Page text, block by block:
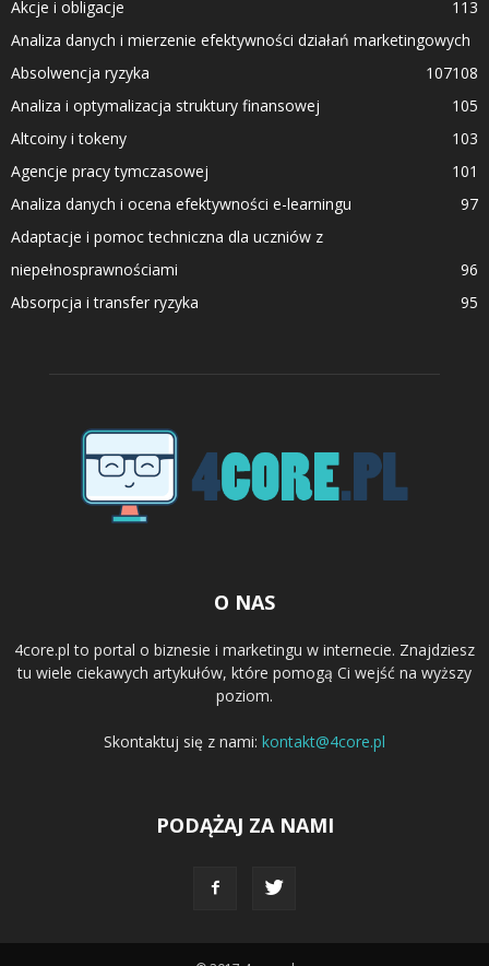
Akcje i obligacje
113
Analiza danych i mierzenie efektywności działań marketingowych
108
Absolwencja ryzyka
107
Analiza i optymalizacja struktury finansowej
105
Altcoiny i tokeny
103
Agencje pracy tymczasowej
101
Analiza danych i ocena efektywności e-learningu
97
Adaptacje i pomoc techniczna dla uczniów z
niepełnosprawnościami
96
Absorpcja i transfer ryzyka
95
O NAS
4core.pl to portal o biznesie i marketingu w internecie. Znajdziesz
tu wiele ciekawych artykułów, które pomogą Ci wejść na wyższy
poziom.
Skontaktuj się z nami: kontakt@4core.pl
PODĄŻAJ ZA NAMI